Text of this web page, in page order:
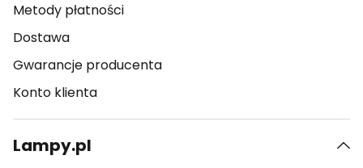
Metody płatności
Dostawa
Gwarancje producenta
Konto klienta
Lampy.pl